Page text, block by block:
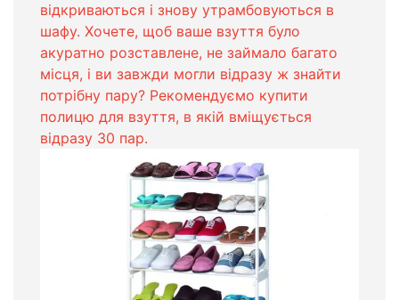
відкриваються і знову утрамбовуються в
шафу. Хочете, щоб ваше взуття було
акуратно розставлене, не займало багато
місця, і ви завжди могли відразу ж знайти
потрібну пару? Рекомендуємо купити
полицю для взуття, в якій вміщується
відразу 30 пар.